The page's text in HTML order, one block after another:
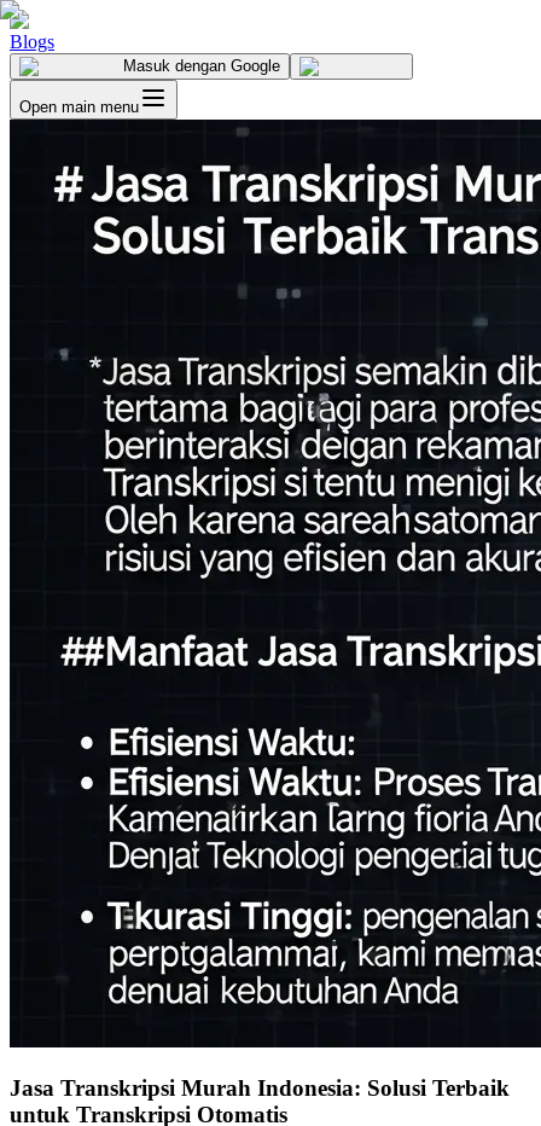
Blogs
Masuk dengan Google
Open main menu
Jasa Transkripsi Murah Indonesia: Solusi Terbaik
untuk Transkripsi Otomatis